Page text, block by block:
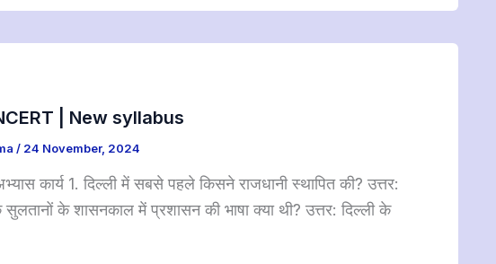
7 NCERT | New syllabus
/ 24 November, 2024
कार्य 1. दिल्ली में सबसे पहले किसने राजधानी स्थापित की? उत्तर:
के शासनकाल में प्रशासन की भाषा क्या थी? उत्तर: दिल्ली के